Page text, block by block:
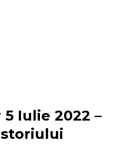
Iulie 2022 –